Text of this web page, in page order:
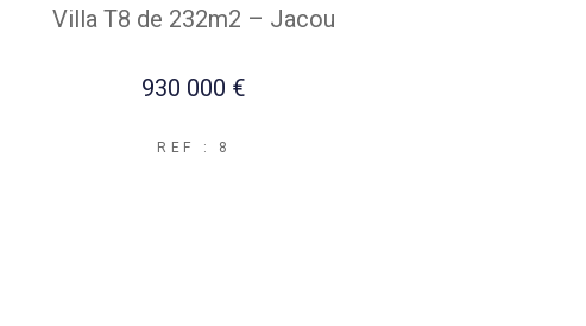
Villa T8 de 232m2 – Jacou
930 000 €
REF : 8